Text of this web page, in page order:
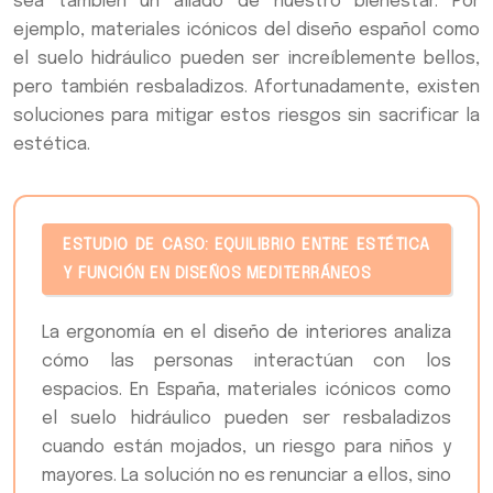
ejemplo, materiales icónicos del diseño español como
el suelo hidráulico pueden ser increíblemente bellos,
pero también resbaladizos. Afortunadamente, existen
soluciones para mitigar estos riesgos sin sacrificar la
estética.
ESTUDIO DE CASO: EQUILIBRIO ENTRE ESTÉTICA
Y FUNCIÓN EN DISEÑOS MEDITERRÁNEOS
La ergonomía en el diseño de interiores analiza
cómo las personas interactúan con los
espacios. En España, materiales icónicos como
el suelo hidráulico pueden ser resbaladizos
cuando están mojados, un riesgo para niños y
mayores. La solución no es renunciar a ellos, sino